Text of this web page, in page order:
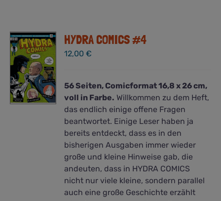
HYDRA COMICS #4
12,00€
56 Seiten, Comicformat 16,8 x 26 cm,
voll in Farbe. Willkommen zu dem Heft,
das endlich einige offene Fragen
beantwortet. Einige Leser haben ja
bereits entdeckt, dass es in den
bisherigen Ausgaben immer wieder
große und kleine Hinweise gab, die
andeuten, dass in HYDRA COMICS
nicht nur viele kleine, sondern parallel
auch eine große Geschichte erzählt